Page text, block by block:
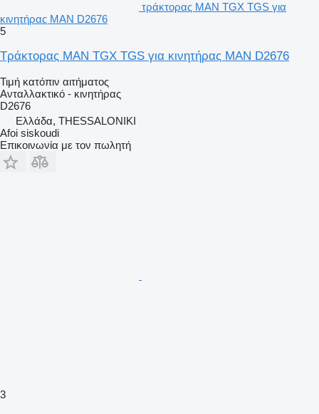
τράκτορας MAN TGX TGS για
κινητήρας MAN D2676
5
Τράκτορας MAN TGX TGS για κινητήρας MAN D2676
Τιμή κατόπιν αιτήματος
Ανταλλακτικό - κινητήρας
D2676
Ελλάδα, THESSALONIKI
Afoi siskoudi
Επικοινωνία με τον πωλητή
3